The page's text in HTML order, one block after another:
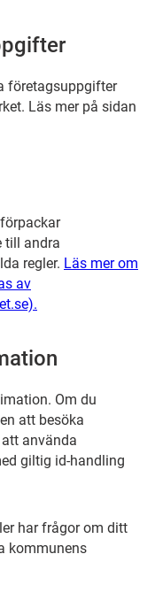
företagsuppgifter
Läs mer på sidan
till andra
regler. Läs mer om
av
Om du
att besöka
använda
giltig id-handling
har frågor om ditt
kommunens